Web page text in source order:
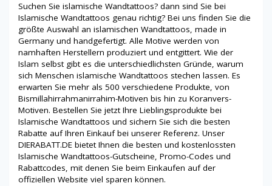
Suchen Sie islamische Wandtattoos? dann sind Sie bei
Islamische Wandtattoos genau richtig? Bei uns finden Sie die
größte Auswahl an islamischen Wandtattoos, made in
Germany und handgefertigt. Alle Motive werden von
namhaften Herstellern produziert und entgittert. Wie der
Islam selbst gibt es die unterschiedlichsten Gründe, warum
sich Menschen islamische Wandtattoos stechen lassen. Es
erwarten Sie mehr als 500 verschiedene Produkte, von
Bismillahirrahmanirrahim-Motiven bis hin zu Koranvers-
Motiven. Bestellen Sie jetzt Ihre Lieblingsprodukte bei
Islamische Wandtattoos und sichern Sie sich die besten
Rabatte auf Ihren Einkauf bei unserer Referenz. Unser
DIERABATT.DE bietet Ihnen die besten und kostenlossten
Islamische Wandtattoos-Gutscheine, Promo-Codes und
Rabattcodes, mit denen Sie beim Einkaufen auf der
offiziellen Website viel sparen können.